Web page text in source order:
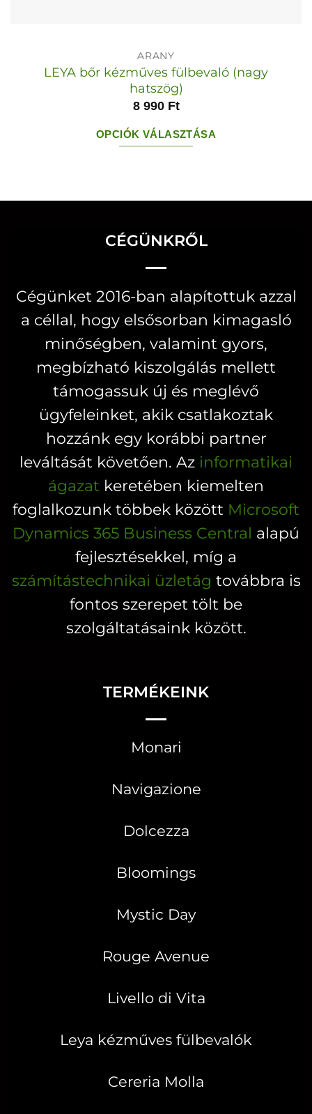
ARANY
LEYA bőr kézműves fülbevaló (nagy
hatszög)
8 990 Ft
OPCIÓK VÁLASZTÁSA
terméknek
variációja
változatok
a
termékoldalon
választhatók
CÉGÜNKRŐL
Cégünket 2016-ban alapítottuk azzal
a céllal, hogy elsősorban kimagasló
minőségben, valamint gyors,
megbízható kiszolgálás mellett
támogassuk új és meglévő
ügyfeleinket, akik csatlakoztak
hozzánk egy korábbi partner
leváltását követően. Az informatikai
ágazat keretében kiemelten
foglalkozunk többek között Microsoft
Dynamics 365 Business Central alapú
fejlesztésekkel, míg a
számítástechnikai üzletág továbbra is
fontos szerepet tölt be
szolgáltatásaink között.
TERMÉKEINK
Monari
Navigazione
Dolcezza
Bloomings
Mystic Day
Rouge Avenue
Livello di Vita
Leya kézműves fülbevalók
Cereria Molla